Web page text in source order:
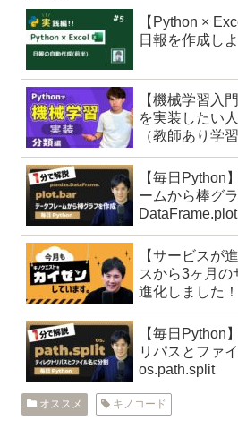
【Python ×
日報を作成し
【機械学習入
を実装したい
（教師あり学
【毎日Python
ームから棒グ
【サービスが
スから3ヶ月の
進化しました！
【毎日Python
リパスとファ
os.path.split
オススメ キノコード